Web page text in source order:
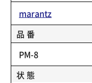
marantz
品 番
PM-8
状 態